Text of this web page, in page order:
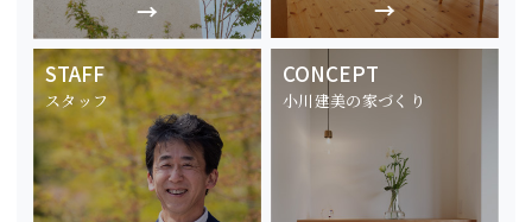
STAFF
スタッフ
CONCEPT
小川建美の家づくり